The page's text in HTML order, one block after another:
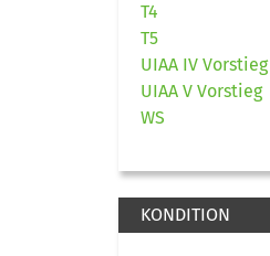
T4
T5
UIAA IV Vorstieg
UIAA V Vorstieg
WS
KONDITION